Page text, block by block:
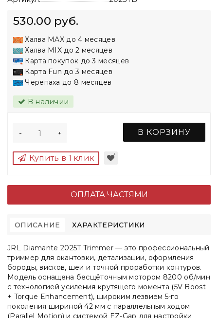
530.00 руб.
Халва MAX до 4 месяцев
Халва MIX до 2 месяцев
Карта покупок до 3 месяцев
Карта Fun до 3 месяцев
Черепаха до 8 месяцев
В наличии
+
- В КОРЗИНУ
Купить в 1 клик
ОПЛАТА ЧАСТЯМИ
ОПИСАНИЕ ХАРАКТЕРИСТИКИ
JRL Diamante 2025T Trimmer — это профессиональный
триммер для окантовки, детализации, оформления
бороды, висков, шеи и точной проработки контуров.
Модель оснащена бесщёточным мотором 8200 об/мин
с технологией усиления крутящего момента (5V Boost
+ Torque Enhancement), широким лезвием 5-го
поколения шириной 42 мм с параллельным ходом
(Parallel Motion) и системой EZ-Gap для настройки